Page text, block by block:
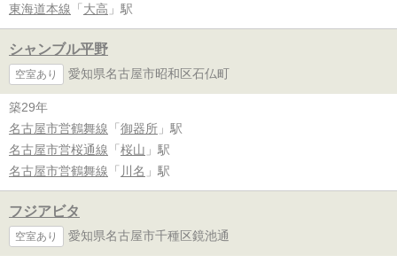
東海道本線 「 大高 」駅
シャンブル平野
空室あり 愛知県名古屋市昭和区石仏町
築29年
名古屋市営鶴舞線 「 御器所 」駅
名古屋市営桜通線 「 桜山 」駅
名古屋市営鶴舞線 「 川名 」駅
フジアビタ
空室あり 愛知県名古屋市千種区鏡池通